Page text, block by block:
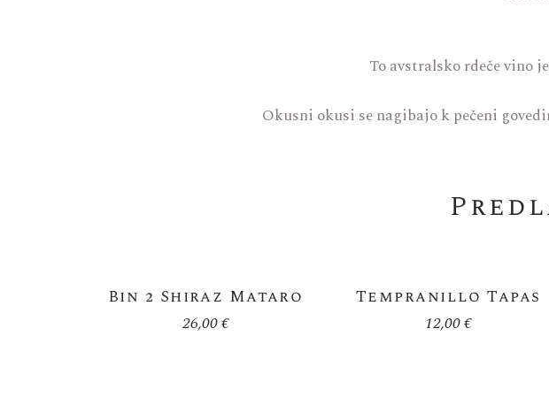
To avstralsko rdeče vino
Okusni okusi se nagibajo k pečeni
Bin 2 Shiraz Mataro
26,00€
Tempranillo Tapas
12,00€